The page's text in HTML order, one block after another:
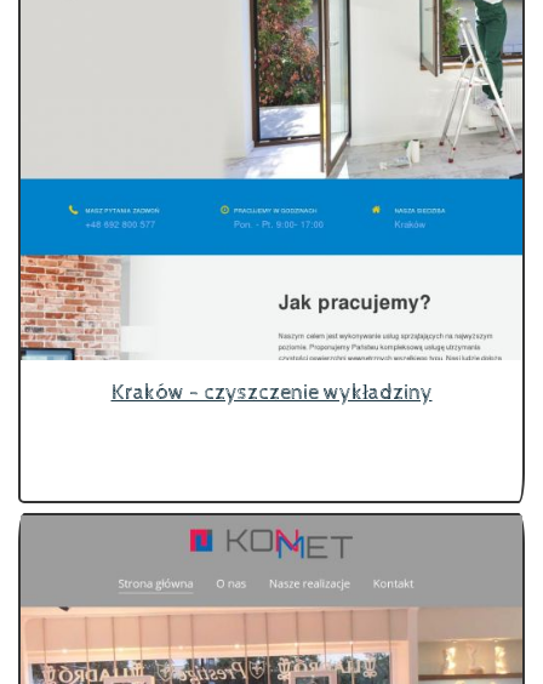
Kraków - czyszczenie wykładziny